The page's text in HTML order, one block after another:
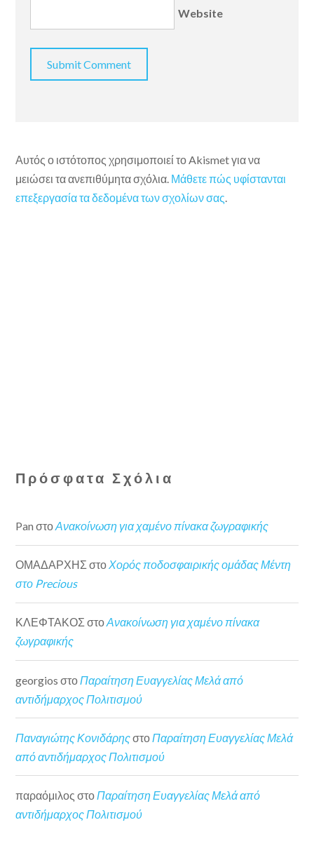
Website
Αυτός ο ιστότοπος χρησιμοποιεί το Akismet για να
μειώσει τα ανεπιθύμητα σχόλια. Μάθετε πώς υφίστανται
επεξεργασία τα δεδομένα των σχολίων σας.
Πρόσφατα Σχόλια
Pan στοΑνακοίνωση για χαμένο πίνακα ζωγραφικής
ΟΜΑΔΑΡΧΗΣ στοΧορός ποδοσφαιρικής ομάδας Μέντη
στο Precious
ΚΛΕΦΤΑΚΟΣ στοΑνακοίνωση για χαμένο πίνακα
ζωγραφικής
georgios στο Παραίτηση Ευαγγελίας Μελά από
αντιδήμαρχος Πολιτισμού
Παναγιώτης Κονιδάρηςστο Παραίτηση Ευαγγελίας Μελά
από αντιδήμαρχος Πολιτισμού
παραόμιλος στοΠαραίτηση Ευαγγελίας Μελά από
αντιδήμαρχος Πολιτισμού